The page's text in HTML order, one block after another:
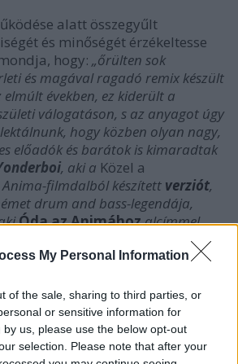
My Personal Information
of the sale, sharing to third parties, or
or sensitive information for
us, please use the below opt-out
selection. Please note that after your
alatt összegyűlt
és minőségét érzékeltesse
hogy: „őrülten sok
és magával ragadó remix készült
években, ez kiderült a
válogatáson, s az anyagot úgy
hogy közben olyan nagy,
előadók és barátok is kimaradtak
, aki a Közel a
filmdalból készített verziót,
drum and bass-legendája,
Óda az Animáhozalcímmel
című dal remixét, vagy
Anorganik68-értelmezése,
készülő remixlemezről is mesélt a
tavasszal megjelenik aGravity and
remix-verziója, 24 trackkel, s